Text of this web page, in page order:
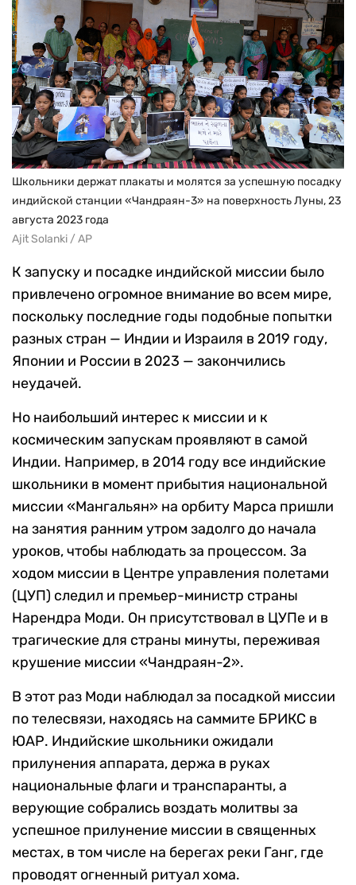
Школьники держат плакаты и молятся за успешную посадку
индийской станции «Чандраян-3» на поверхность Луны, 23
августа 2023 года
Ajit Solanki / AP
К запуску и посадке индийской миссии было
привлечено огромное внимание во всем мире,
поскольку последние годы подобные попытки
разных стран — Индии и Израиля в 2019 году,
Японии и России в 2023 — закончились
неудачей.
Но наибольший интерес к миссии и к
космическим запускам проявляют в самой
Индии. Например, в 2014 году все индийские
школьники в момент прибытия национальной
миссии «Мангальян» на орбиту Марса пришли
на занятия ранним утром задолго до начала
уроков, чтобы наблюдать за процессом. За
ходом миссии в Центре управления полетами
(ЦУП) следил и премьер-министр страны
Нарендра Моди. Он присутствовал в ЦУПе и в
трагические для страны минуты, переживая
крушение миссии «Чандраян-2».
В этот раз Моди наблюдал за посадкой миссии
по телесвязи, находясь на саммите БРИКС в
ЮАР. Индийские школьники ожидали
прилунения аппарата, держа в руках
национальные флаги и транспаранты, а
верующие собрались воздать молитвы за
успешное прилунение миссии в священных
местах, в том числе на берегах реки Ганг, где
проводят огненный ритуал хома.